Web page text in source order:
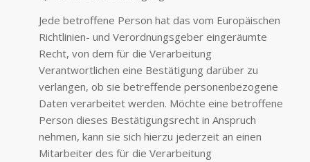
Jede betroffene Person hat das vom Europäischen
Richtlinien- und Verordnungsgeber eingeräumte
Recht, von dem für die Verarbeitung
Verantwortlichen eine Bestätigung darüber zu
verlangen, ob sie betreffende personenbezogene
Daten verarbeitet werden. Möchte eine betroffene
Person dieses Bestätigungsrecht in Anspruch
nehmen, kann sie sich hierzu jederzeit an einen
Mitarbeiter des für die Verarbeitung